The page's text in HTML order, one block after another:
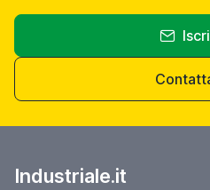
Industriale.it